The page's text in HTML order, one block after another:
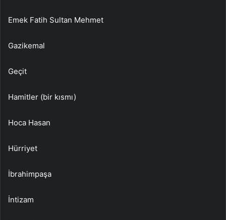
Emek Fatih Sultan Mehmet
Gazikemal
Geçit
Hamitler (bir kısmı)
Hoca Hasan
Hürriyet
İbrahimpaşa
İntizam